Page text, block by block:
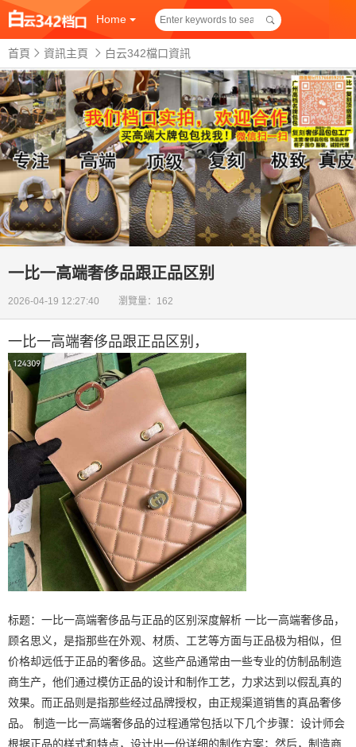
Home
首頁 資訊主頁 白云342檔口資訊
一比一高端奢侈品跟正品区别
2026-04-19 12:27:40 瀏覽量：162
一比一高端奢侈品跟正品区别 ，
标题：一比一高端奢侈品与正品的区别深度解析 一比一高端奢侈品，
顾名思义，是指那些在外观、材质、工艺等方面与正品极为相似，但
价格却远低于正品的奢侈品。这些产品通常由一些专业的仿制品制造
商生产，他们通过模仿正品的设计和制作工艺，力求达到以假乱真的
效果。而正品则是指那些经过品牌授权，由正规渠道销售的真品奢侈
品。 制造一比一高端奢侈品的过程通常包括以下几个步骤：设计师会
根据正品的样式和特点，设计出一份详细的制作方案；然后，制造商